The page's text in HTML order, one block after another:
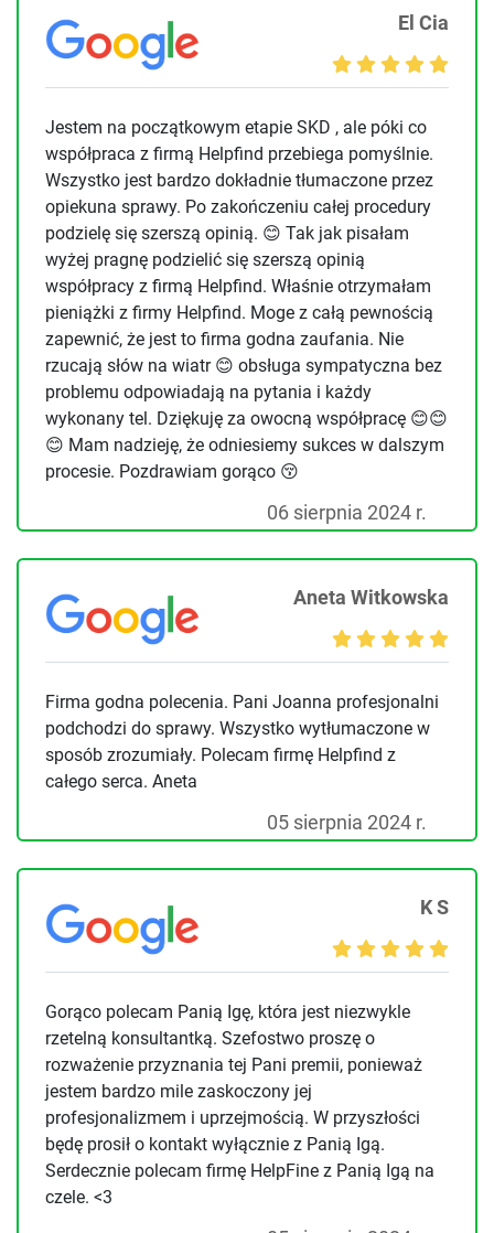
El Cia
Jestem na początkowym etapie SKD , ale póki co
współpraca z firmą Helpfind przebiega pomyślnie.
Wszystko jest bardzo dokładnie tłumaczone przez
opiekuna sprawy. Po zakończeniu całej procedury
podzielę się szerszą opinią. 😊 Tak jak pisałam
wyżej pragnę podzielić się szerszą opinią
współpracy z firmą Helpfind. Właśnie otrzymałam
pieniążki z firmy Helpfind. Moge z całą pewnością
zapewnić, że jest to firma godna zaufania. Nie
rzucają słów na wiatr 😊 obsługa sympatyczna bez
problemu odpowiadają na pytania i każdy
wykonany tel. Dziękuję za owocną współpracę 😊😊
😊 Mam nadzieję, że odniesiemy sukces w dalszym
procesie. Pozdrawiam gorąco 😚
06 sierpnia 2024 r.
Aneta Witkowska
Firma godna polecenia. Pani Joanna profesjonalni
podchodzi do sprawy. Wszystko wytłumaczone w
sposób zrozumiały. Polecam firmę Helpfind z
całego serca. Aneta
05 sierpnia 2024 r.
K S
Gorąco polecam Panią Igę, która jest niezwykle
rzetelną konsultantką. Szefostwo proszę o
rozważenie przyznania tej Pani premii, ponieważ
jestem bardzo mile zaskoczony jej
profesjonalizmem i uprzejmością. W przyszłości
będę prosił o kontakt wyłącznie z Panią Igą.
Serdecznie polecam firmę HelpFine z Panią Igą na
czele. <3